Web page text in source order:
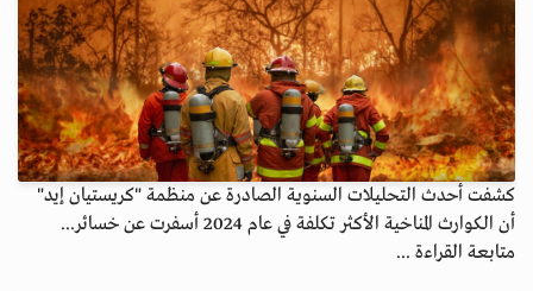
كشفت أحدث التحليلات السنوية الصادرة عن منظمة "كريستيان إيد"
أن الكوارث المناخية الأكثر تكلفة في عام 2024 أسفرت عن خسائر...
متابعة القراءة ...